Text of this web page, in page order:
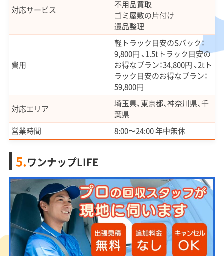
対応サービス
不用品買取
ゴミ屋敷の片付け
遺品整理
費用
軽トラック目安のSパック：
9,800円 、1.5tトラック目安の
お得なプラン：34,800円 、2tト
ラック目安のお得なプラン：
59,800円
対応エリア
埼玉県、東京都、神奈川県、千
葉県
営業時間
8:00〜24:00 年中無休
5.ワンナップLIFE